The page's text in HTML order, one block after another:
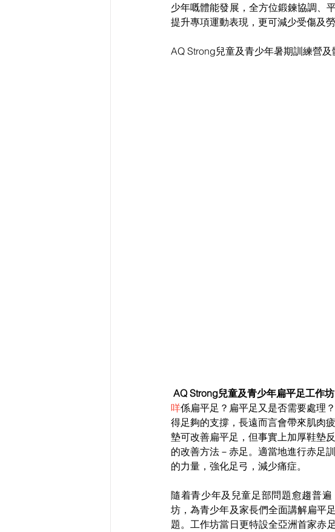
少年嘅體能發展，全方位鍛鍊協調、
提升專項運動表現，更可減少受傷及
AQ Strong兒童及青少年暑期訓練營及
AQ Strong兒童及青少年扁平足工作坊
咩係扁平足？扁平足又是否需要處理
得足夠的支撐，長遠而言會帶來肌肉
墊可改善扁平足，但事實上加厚鞋墊
的改善方法－赤足。適當地進行赤足
的力量，強化足弓，減少痛症。
隨着青少年及兒童足部問題愈趨普
坊，為青少年及家長們全面講解扁平
題。工作坊當日更特設全亞洲首家赤